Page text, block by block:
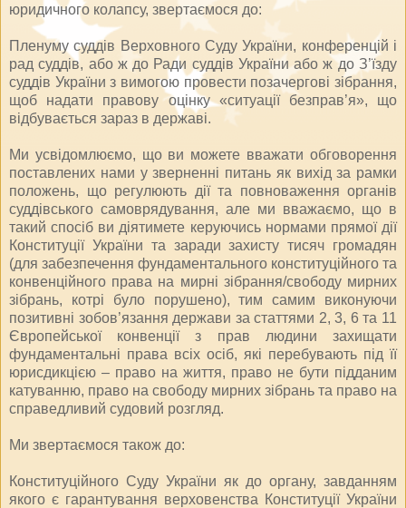
юридичного колапсу, звертаємося до:
Пленуму суддів Верховного Суду України, конференцій і
рад суддів, або ж до Ради суддів України або ж до З’їзду
суддів України з вимогою провести позачергові зібрання,
щоб надати правову оцінку «ситуації безправ’я», що
відбувається зараз в державі.
Ми усвідомлюємо, що ви можете вважати обговорення
поставлених нами у зверненні питань як вихід за рамки
положень, що регулюють дії та повноваження органів
суддівського самоврядування, але ми вважаємо, що в
такий спосіб ви діятимете керуючись нормами прямої дії
Конституції України та заради захисту тисяч громадян
(для забезпечення фундаментального конституційного та
конвенційного права на мирні зібрання/свободу мирних
зібрань, котрі було порушено), тим самим виконуючи
позитивні зобов’язання держави за статтями 2, 3, 6 та 11
Європейської конвенції з прав людини захищати
фундаментальні права всіх осіб, які перебувають під її
юрисдикцією – право на життя, право не бути підданим
катуванню, право на свободу мирних зібрань та право на
справедливий судовий розгляд.
Ми звертаємося також до:
Конституційного Суду України як до органу, завданням
якого є гарантування верховенства Конституції України